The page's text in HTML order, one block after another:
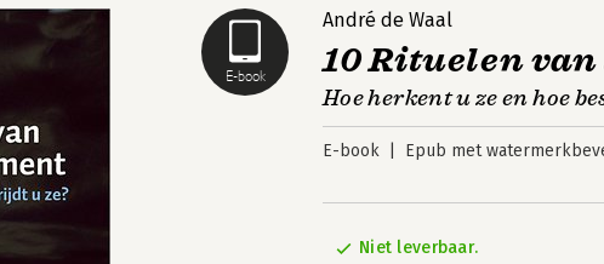
E-book
André de Waal
10 Rituelen
Hoe herkent u ze en hoe
E-book Epub met
Niet leverbaar.